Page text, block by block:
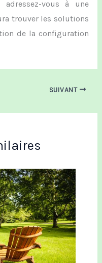
vous à une
trouver les solutions
de la configuration
SUIVANT